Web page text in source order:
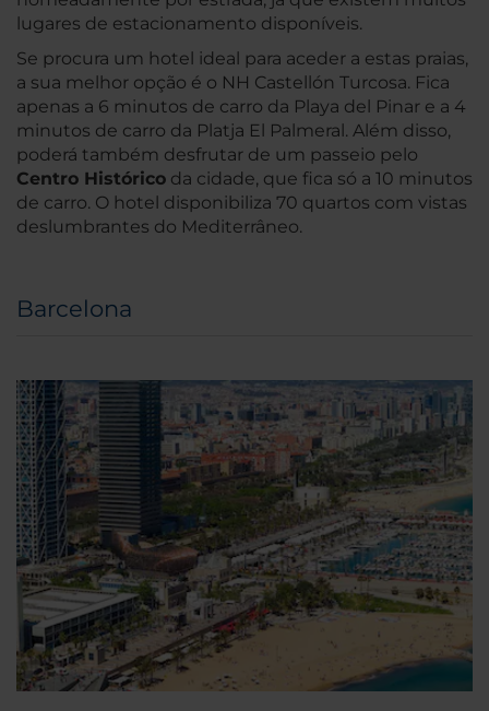
lugares de estacionamento disponíveis.
Se procura um hotel ideal para aceder a estas praias,
a sua melhor opção é o NH Castellón Turcosa. Fica
apenas a 6 minutos de carro da Playa del Pinar e a 4
minutos de carro da Platja El Palmeral. Além disso,
poderá também desfrutar de um passeio pelo
Centro Histórico da cidade, que fica só a 10 minutos
de carro. O hotel disponibiliza 70 quartos com vistas
deslumbrantes do Mediterrâneo.
Barcelona